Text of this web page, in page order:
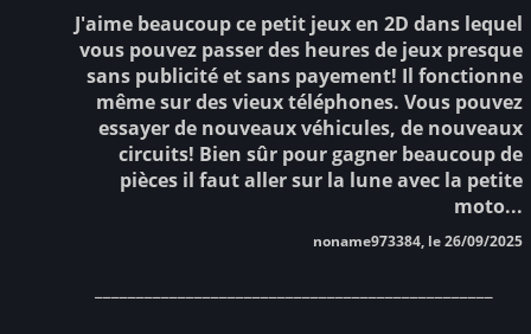
J'aime beaucoup ce petit jeux en 2D dans lequel
vous pouvez passer des heures de jeux presque
sans publicité et sans payement! Il fonctionne
même sur des vieux téléphones. Vous pouvez
essayer de nouveaux véhicules, de nouveaux
circuits! Bien sûr pour gagner beaucoup de
pièces il faut aller sur la lune avec la petite
moto...
noname973384, le 26/09/2025